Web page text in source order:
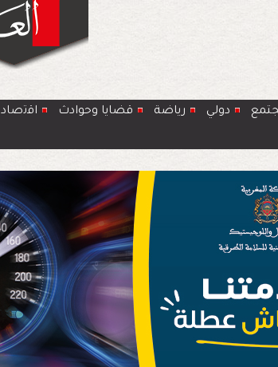
دولي رياضة قضايا وحوادث اﻗﺗﺻﺎد